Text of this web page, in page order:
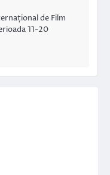
de Film
11-20